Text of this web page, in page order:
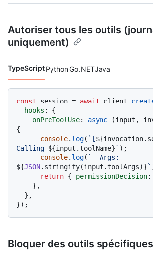
Autoriser tous les outils
uniquement)
Langages de code
TypeScriptPythonGo.NETJava
const session = await client.
hooks : {
onPreToolUse: async (input,
{
console. log( `[
Calling ${input.toolName} ` );
console. log(
${JSON.stringify(input.toolArgs)} `
return { permissionDecision:
Bloquer des outils spécifiques